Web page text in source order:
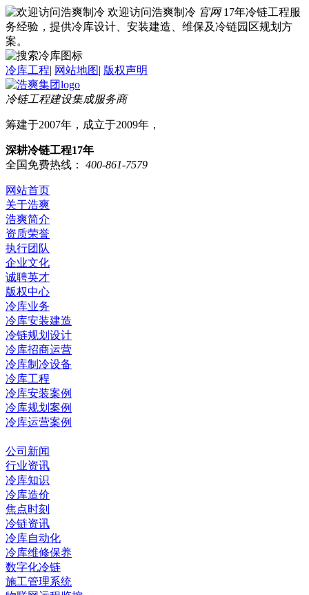
欢迎访问浩爽制冷 官网 17年冷链工程服
务经验，提供冷库设计、安装建造、维保及冷链园区规划方
案。
冷库工程| 网站地图| 版权声明
冷链工程建设集成服务商
筹建于2007年，成立于2009年，
深耕冷链工程17年
全国免费热线：
400-861-7579
网站首页
关于浩爽
浩爽简介
资质荣誉
执行团队
企业文化
诚聘英才
版权中心
冷库业务
冷库安装建造
冷链规划设计
冷库招商运营
冷库制冷设备
冷库工程
冷库安装案例
冷库规划案例
冷库运营案例
公司新闻
行业资讯
冷库知识
冷库造价
焦点时刻
冷链资讯
冷库自动化
冷库维修保养
数字化冷链
施工管理系统